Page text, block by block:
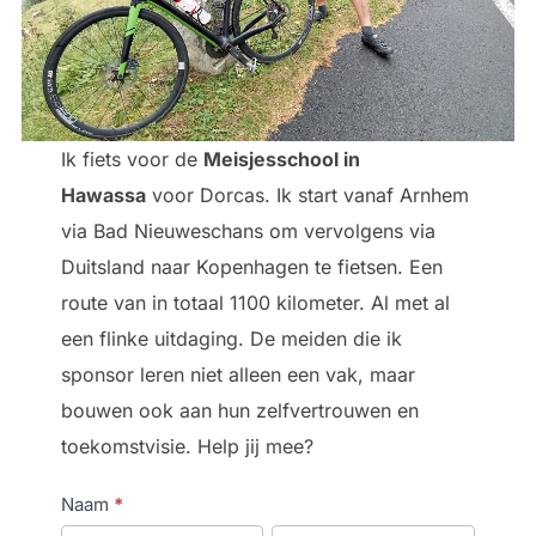
Ik fiets voor de Meisjesschool in
Hawassavoor Dorcas. Ik start vanaf Arnhem
via Bad Nieuweschans om vervolgens via
Duitsland naar Kopenhagen te fietsen. Een
route van in totaal 1100 kilometer. Al met al
een flinke uitdaging. De meiden die ik
sponsor leren niet alleen een vak, maar
bouwen ook aan hun zelfvertrouwen en
toekomstvisie. Help jij mee?
D
Naam *